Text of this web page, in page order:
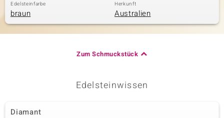
Edelsteinfarbe
braun
Herkunft
Australien
Zum Schmuckstück
Edelsteinwissen
Diamant